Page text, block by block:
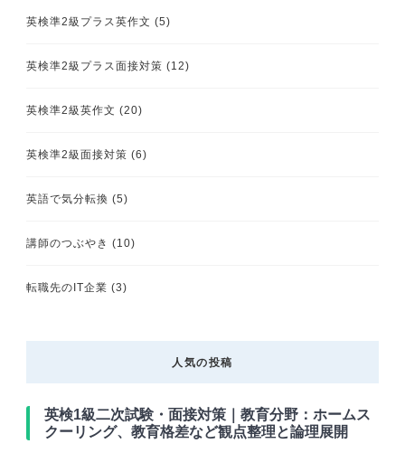
英検準2級プラス英作文 (5)
英検準2級プラス面接対策 (12)
英検準2級英作文 (20)
英検準2級面接対策 (6)
英語で気分転換 (5)
講師のつぶやき (10)
転職先のIT企業 (3)
人気の投稿
英検1級二次試験・面接対策｜教育分野：ホームス
クーリング、教育格差など観点整理と論理展開